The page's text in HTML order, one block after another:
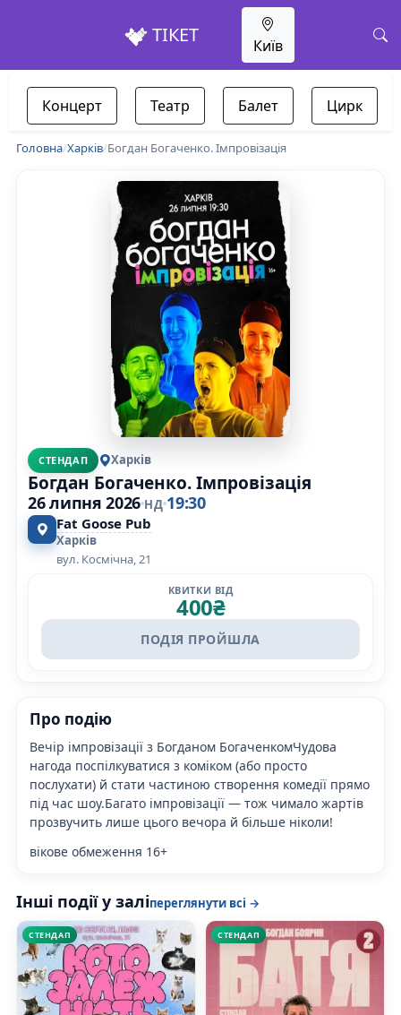
ТІКЕТ Київ
Концерт Театр Балет Цирк
Головна/Харків/Богдан Богаченко. Імпровізація
СТЕНДАП Харків
Богдан Богаченко. Імпровізація
26 липня 2026 НД 19:30
Fat Goose Pub
Харків
вул. Космічна, 21
КВИТКИ ВІД
400₴
ПОДІЯ ПРОЙШЛА
Про подію
Вечір імпровізації з Богданом БогаченкомЧудова
нагода поспілкуватися з коміком (або просто
послухати) й стати частиною створення комедії прямо
під час шоу.Багато імпровізації — тож чимало жартів
прозвучить лише цього вечора й більше ніколи!
вікове обмеження 16+
Інші події у заліпереглянути всі →
СТЕНДАП СТЕНДАП